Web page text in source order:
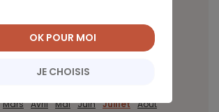
2019
Mars Avril Mai Juin Juillet Août
JE CHOISIS
OK POUR MOI